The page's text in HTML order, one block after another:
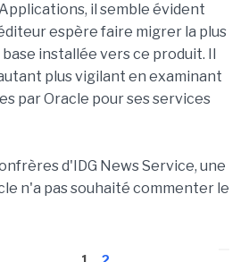
il semble évident
espère faire migrer la plus
installée vers ce produit. Il
plus vigilant en examinant
par Oracle pour ses services
d'IDG News Service, une
n'a pas souhaité commenter le